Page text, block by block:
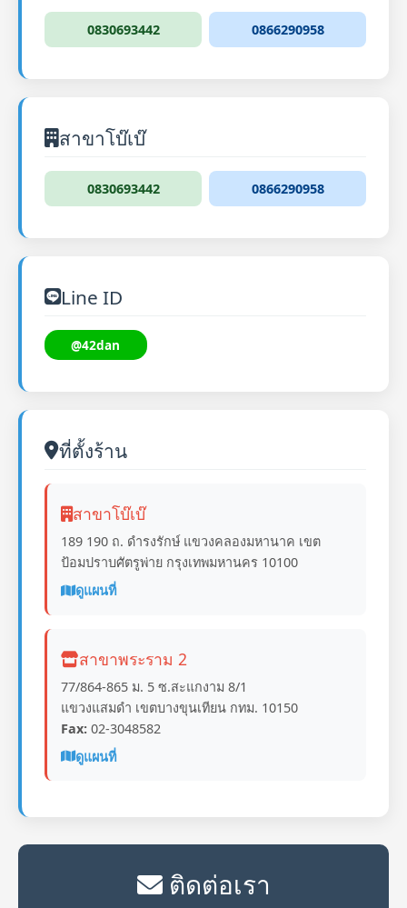
0830693442 0866290958
สาขาโบ๊เบ๊
0830693442 0866290958
Line ID
@42dan
ที่ตั้งร้าน
สาขาโบ๊เบ๊
189 190 ถ. ดำรงรักษ์ แขวงคลองมหานาค เขต
ป้อมปราบศัตรูพ่าย กรุงเทพมหานคร 10100
ดูแผนที่
สาขาพระราม 2
77/864-865 ม. 5 ซ.สะแกงาม 8/1
แขวงแสมดำ เขตบางขุนเทียน กทม. 10150
Fax: 02-3048582
ดูแผนที่
ติดต่อเรา